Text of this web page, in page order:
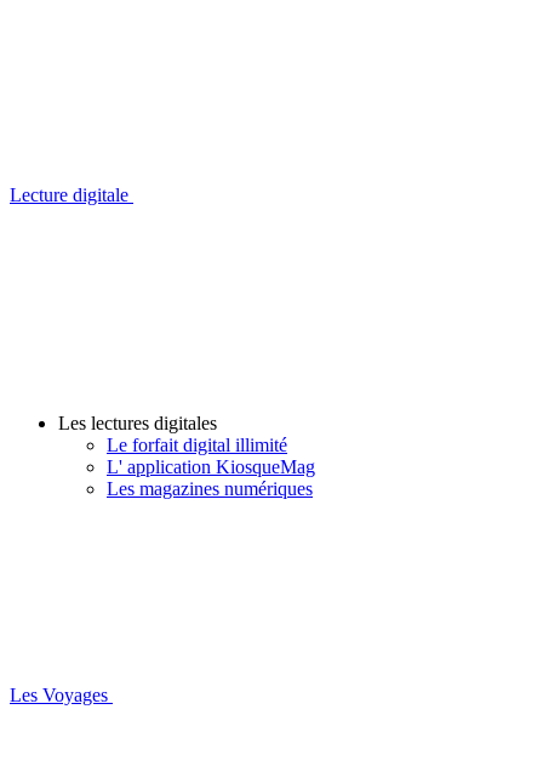
Lecture digitale
Les lectures digitales
Le forfait digital illimité
L' application KiosqueMag
Les magazines numériques
Les Voyages